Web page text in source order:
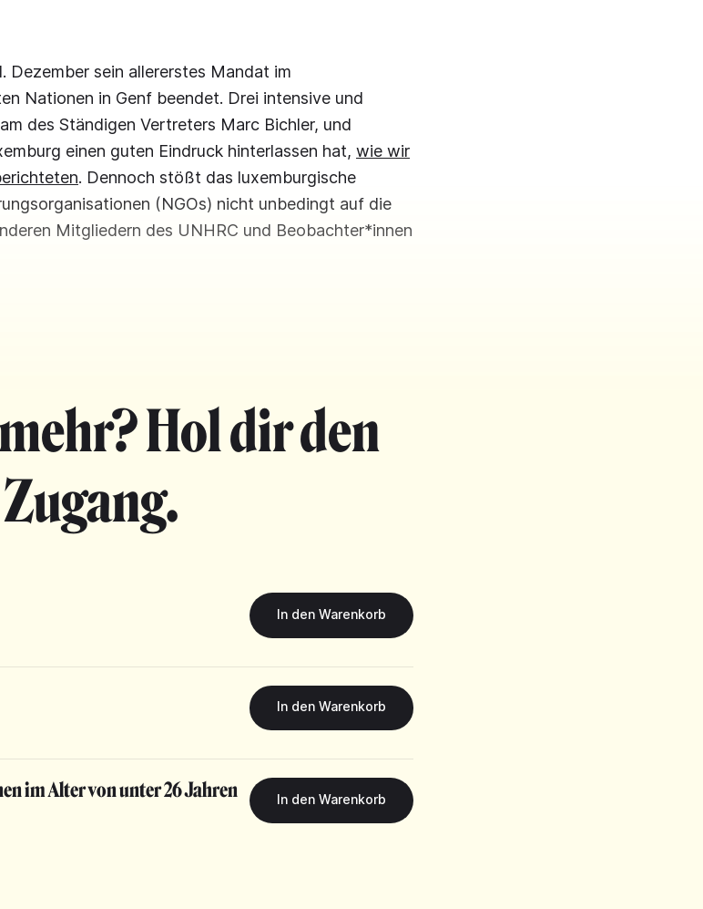
Dezember sein allererstes Mandat im
Nationen in Genf beendet. Drei intensive und
des Ständigen Vertreters Marc Bichler, und
einen guten Eindruck hinterlassen hat, wie wir
. Dennoch stößt das luxemburgische
(NGOs) nicht unbedingt auf die
Mitgliedern des UNHRC und Beobachter*innen
Hol dir den
Zugang.
im Alter von unter 26 Jahren